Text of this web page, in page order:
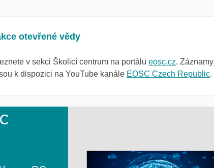
otevřené vědy
v sekci Školicí centrum na portálu eosc.cz. Záznamy
k dispozici na YouTube kanále EOSC Czech Republic.